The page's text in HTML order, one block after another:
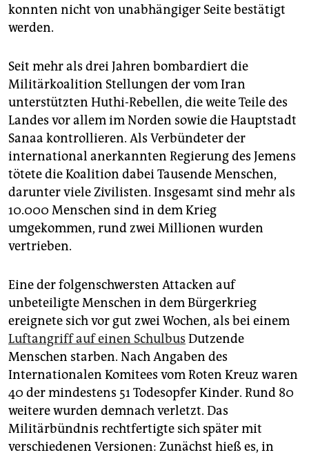
konnten nicht von unabhängiger Seite bestätigt
werden.
Seit mehr als drei Jahren bombardiert die
Militärkoalition Stellungen der vom Iran
unterstützten Huthi-Rebellen, die weite Teile des
Landes vor allem im Norden sowie die Hauptstadt
Sanaa kontrollieren. Als Verbündeter der
international anerkannten Regierung des Jemens
tötete die Koalition dabei Tausende Menschen,
darunter viele Zivilisten. Insgesamt sind mehr als
10.000 Menschen sind in dem Krieg
umgekommen, rund zwei Millionen wurden
vertrieben.
Eine der folgenschwersten Attacken auf
unbeteiligte Menschen in dem Bürgerkrieg
ereignete sich vor gut zwei Wochen, als bei einem
Luftangriff auf einen Schulbus Dutzende
Menschen starben. Nach Angaben des
Internationalen Komitees vom Roten Kreuz waren
40 der mindestens 51 Todesopfer Kinder. Rund 80
weitere wurden demnach verletzt. Das
Militärbündnis rechtfertigte sich später mit
verschiedenen Versionen: Zunächst hieß es, in